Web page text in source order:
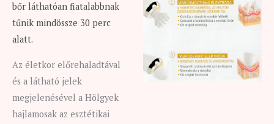
bőr láthatóan fiatalabbnak
tűnik mindössze 30 perc
alatt.
Az életkor előrehaladtával
és a látható jelek
megjelenésével a Hölgyek
hajlamosak az esztétikai